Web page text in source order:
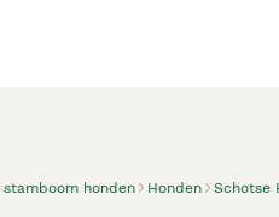
honden Honden Schotse